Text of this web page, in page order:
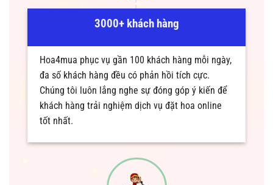
3000+ khách hàng
Hoa4mua phục vụ gần 100 khách hàng mỗi ngày,
đa số khách hàng đều có phản hồi tích cực.
Chúng tôi luôn lắng nghe sự đóng góp ý kiến để
khách hàng trải nghiệm dịch vụ đặt hoa online
tốt nhất.